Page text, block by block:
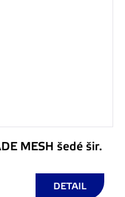
MESH šedé šir.
DETAIL